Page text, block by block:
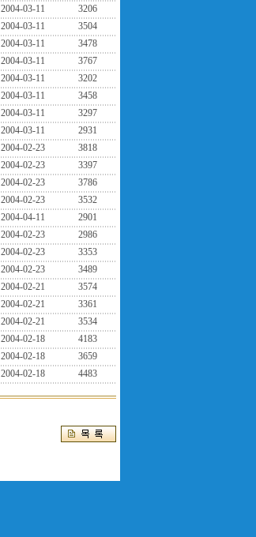
2004-03-11
3206
2004-03-11
3504
2004-03-11
3478
2004-03-11
3767
2004-03-11
3202
2004-03-11
3458
2004-03-11
3297
2004-03-11
2931
2004-02-23
3818
2004-02-23
3397
2004-02-23
3786
2004-02-23
3532
2004-04-11
2901
2004-02-23
2986
2004-02-23
3353
2004-02-23
3489
2004-02-21
3574
2004-02-21
3361
2004-02-21
3534
2004-02-18
4183
2004-02-18
3659
2004-02-18 4483